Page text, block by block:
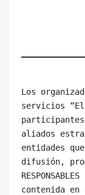
Los
servicios
aliados
entidades
difusión,
contenida